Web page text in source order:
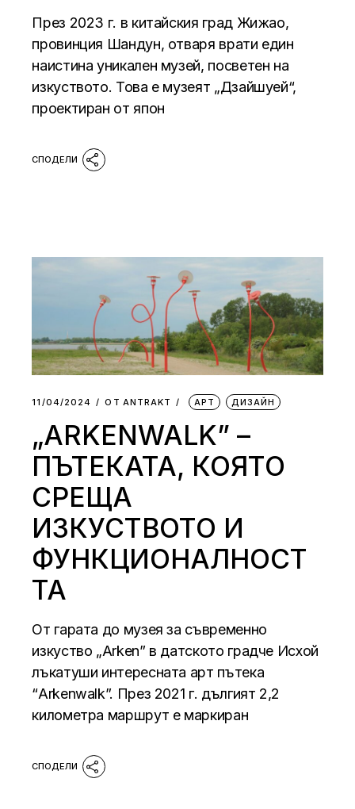
През 2023 г. в китайския град Жижао,
провинция Шандун, отваря врати един
наистина уникален музей, посветен на
изкуството. Това е музеят „Дзайшуей“,
проектиран от япон
11/04/2024 ОТ АNTRAKT АРТ ДИЗАЙН
„ARKENWALK” –
ПЪТЕКАТА, КОЯТО
СРЕЩА
ИЗКУСТВОТО И
ФУНКЦИОНАЛНОСТ
ТА
От гарата до музея за съвременно
изкуство „Arken” в датското градче Исхой
лъкатуши интересната арт пътека
“Arkenwalk”. През 2021 г. дългият 2,2
километра маршрут е маркиран